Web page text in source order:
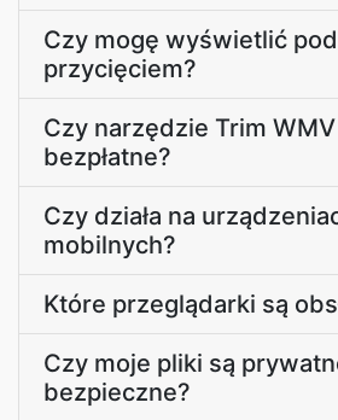
Czy mogę wyświetlić
przycięciem?
Czy narzędzie Trim
bezpłatne?
Czy działa na
mobilnych?
Które przeglądarki są
Czy moje pliki są
bezpieczne?